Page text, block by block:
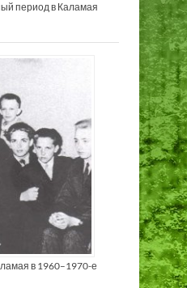
период в Каламая
в 1960–1970-е